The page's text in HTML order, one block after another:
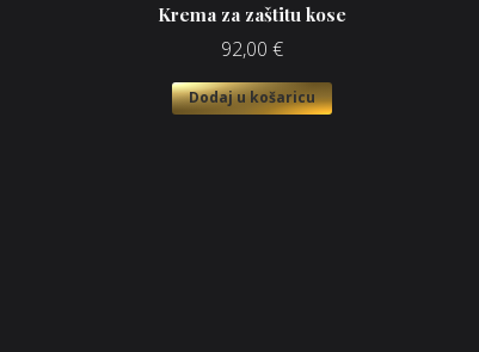
Krema za zaštitu kose
92,00 €
Dodaj u košaricu